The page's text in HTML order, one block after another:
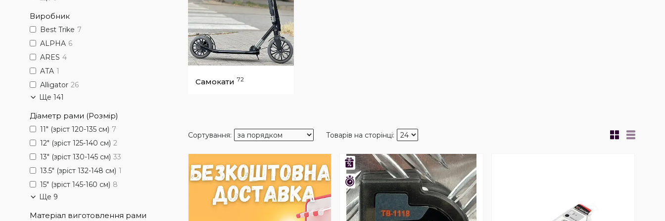
Самокати 72
–23%
Залишилось 26 днів
Виробник
Best Trike 7
ALPHA 6
ARES 4
ATA 1
Alligator 26
Ще 141
Діаметр рами (Розмір)
11" (зріст 120-135 см) 7
12" (зріст 125-140 см) 2
13" (зріст 130-145 см) 33
13.5" (зріст 132-148 см) 1
15" (зріст 145-160 см) 8
Ще 9
Матеріал виготовлення рами